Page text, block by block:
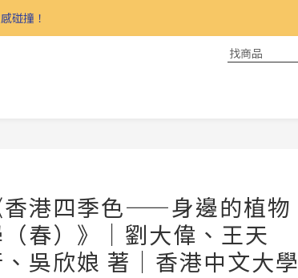
碰撞！
香港四季色——身邊的植物
春）》｜劉大偉、王天
吳欣娘 著｜香港中文大學